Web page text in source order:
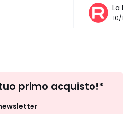
La
newsletter
tuo primo acquisto!*